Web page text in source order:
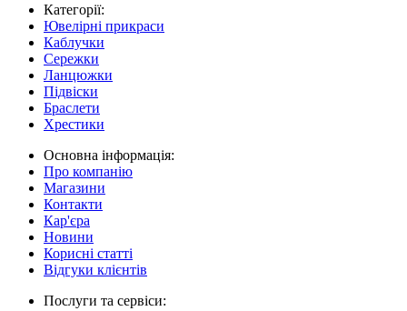
Категорії:
Ювелірні прикраси
Каблучки
Сережки
Ланцюжки
Підвіски
Браслети
Хрестики
Основна інформація:
Про компанію
Магазини
Контакти
Кар'єра
Новини
Корисні статті
Відгуки клієнтів
Послуги та сервіси: